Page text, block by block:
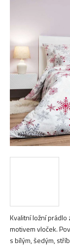
Kvalitní ložní prádlo
motivem vloček.
s bílým, šedým,
5
hvězdiček.